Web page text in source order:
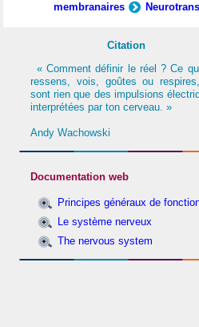
membranaires
Citation
« Comment définir le réel ? Ce
ressens, vois, goûtes ou
sont rien que des impulsions
interprétées par ton cerveau. »
Andy Wachowski
Documentation web
Principes généraux de
Le système nerveux
The nervous system